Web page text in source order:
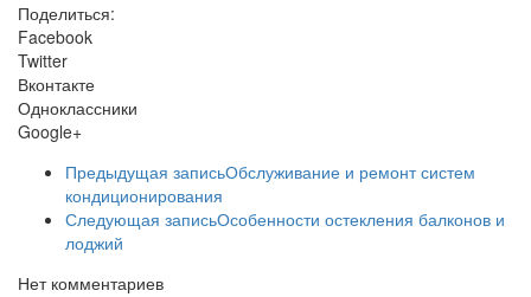
Поделиться:
Facebook
Twitter
Вконтакте
Одноклассники
Google+
Предыдущая записьОбслуживание и ремонт систем
кондиционирования
Следующая записьОсобенности остекления балконов и
лоджий
Нет комментариев